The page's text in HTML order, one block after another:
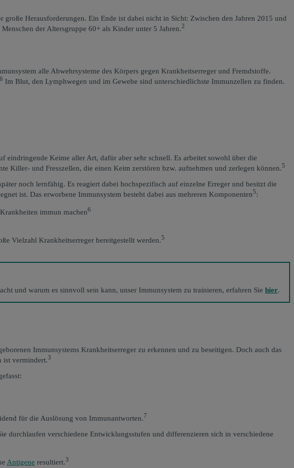
Herausforderungen. Ein Ende ist dabei nicht in Sicht: Zwischen den Jahren 2015 und
der Altersgruppe 60+ als Kinder unter 5 Jahren.2
alle Abwehrsysteme des Körpers gegen Krankheitserreger und Fremdstoffe.
6 Im Blut, den Lymphwegen und im Gewebe sind unterschiedlichste Immunzellen zu finden.
eindringende Keime aller Art, dafür aber sehr schnell. Es arbeitet sowohl über die
Killer- und Fresszellen, die einen Keim zerstören bzw. aufnehmen und zerlegen können.5
noch lernfähig. Es reagiert dabei hochspezifisch auf einzelne Erreger und besitzt die
ist. Das erworbene Immunsystem besteht dabei aus mehreren Komponenten5:
immun machen6
Vielzahl Krankheitserreger bereitgestellt werden.5
und warum es sinnvoll sein kann, unser Immunsystem zu trainieren, erfahren Sie hier.
Immunsystems Krankheitserreger zu erkennen und zu beseitigen. Doch auch das
ist vermindert.3
für die Auslösung von Immunantworten.7
durchlaufen verschiedene Entwicklungsstufen und differenzieren sich in verschiedene
Antigene resultiert.3